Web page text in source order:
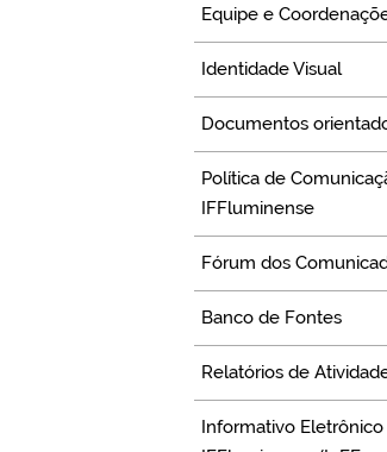
Equipe e
Identidade Visual
Documentos
Política de
IFFluminense
Fórum dos
Banco de Fontes
Relatórios de
Informativo